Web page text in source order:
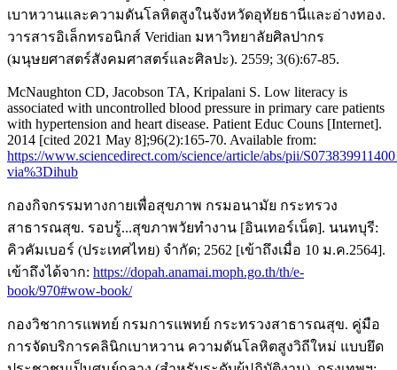
เบาหวานและความดันโลหิตสูงในจังหวัดอุทัยธานีและอ่างทอง.
วารสารอิเล็กทรอนิกส์ Veridian มหาวิทยาลัยศิลปากร
(มนุษยศาสตร์สังคมศาสตร์และศิลปะ). 2559; 3(6):67-85.
McNaughton CD, Jacobson TA, Kripalani S. Low literacy is
associated with uncontrolled blood pressure in primary care patients
with hypertension and heart disease. Patient Educ Couns [Internet].
2014 [cited 2021 May 8];96(2):165-70. Available from:
https://www.sciencedirect.com/science/article/abs/pii/
via%3Dihub
กองกิจกรรมทางกายเพื่อสุขภาพ กรมอนามัย กระทรวง
สาธารณสุข. รอบรู้...สุขภาพวัยทำงาน [อินเทอร์เน็ต]. นนทบุรี:
คิวคัมเบอร์ (ประเทศไทย) จำกัด; 2562 [เข้าถึงเมื่อ 10 ม.ค.2564].
เข้าถึงได้จาก: https://dopah.anamai.moph.go.th/th/e-
book/970#wow-book/
กองวิชาการแพทย์ กรมการแพทย์ กระทรวงสาธารณสุข. คู่มือ
การจัดบริการคลินิกเบาหวาน ความดันโลหิตสูงวิถีใหม่ แบบยึด